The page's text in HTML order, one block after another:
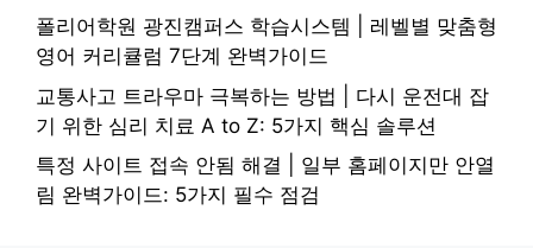
폴리어학원 광진캠퍼스 학습시스템 | 레벨별 맞춤형
영어 커리큘럼 7단계 완벽가이드
교통사고 트라우마 극복하는 방법 | 다시 운전대 잡
기 위한 심리 치료 A to Z: 5가지 핵심 솔루션
특정 사이트 접속 안됨 해결 | 일부 홈페이지만 안열
림 완벽가이드: 5가지 필수 점검